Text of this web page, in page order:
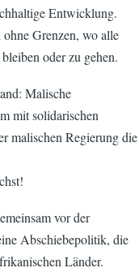
Entwicklung.
Grenzen, wo alle
oder zu gehen.
Malische
mit solidarischen
malischen Regierung die
vor der
Abschiebepolitik, die
Länder.